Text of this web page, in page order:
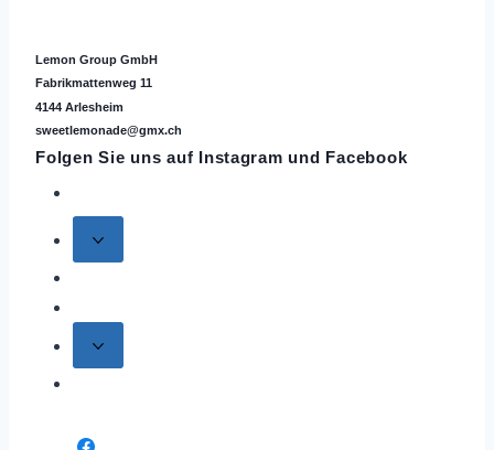
Lemon Group GmbH
Fabrikmattenweg 11
4144 Arlesheim
sweetlemonade@gmx.ch
Folgen Sie uns auf Instagram und Facebook